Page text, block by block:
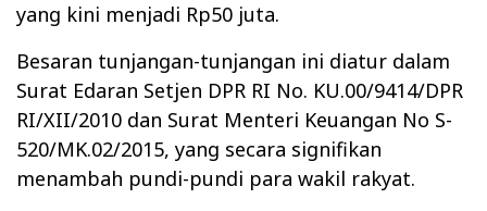
yang kini menjadi Rp50 juta.
Besaran tunjangan-tunjangan ini diatur dalam
Surat Edaran Setjen DPR RI No. KU.00/9414/DPR
RI/XII/2010 dan Surat Menteri Keuangan No S-
520/MK.02/2015, yang secara signifikan
menambah pundi-pundi para wakil rakyat.